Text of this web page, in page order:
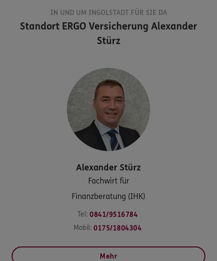
IN UND UM INGOLSTADT FÜR SIE DA
Standort ERGO Versicherung Alexander
Stürz
Alexander Stürz
Fachwirt für
Finanzberatung (IHK)
Tel: 0841/9516784
Mobil: 0175/1804304
Mehr